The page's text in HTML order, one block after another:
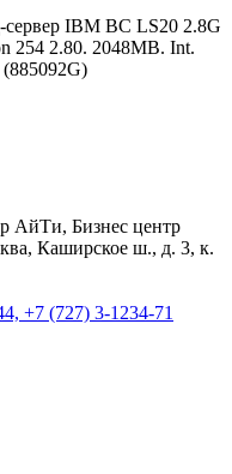
сервер IBM BC LS20 2.8G
254 2.80. 2048MB. Int.
АйТи, Бизнес центр
Каширское ш., д. 3, к.
+7 (727) 3-1234-71